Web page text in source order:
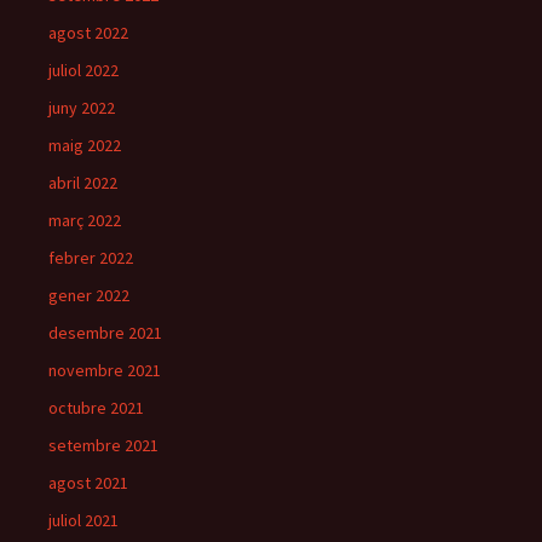
agost 2022
juliol 2022
juny 2022
maig 2022
abril 2022
març 2022
febrer 2022
gener 2022
desembre 2021
novembre 2021
octubre 2021
setembre 2021
agost 2021
juliol 2021